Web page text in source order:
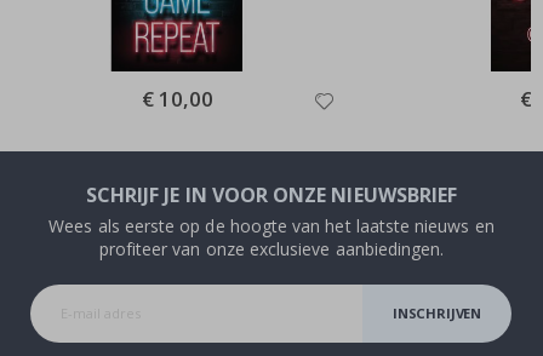
Special
Price
€ 10,00 €
SCHRIJF JE IN VOOR ONZE NIEUWSBRIEF
Wees als eerste op de hoogte van het laatste nieuws en
profiteer van onze exclusieve aanbiedingen.
INSCHRIJVEN